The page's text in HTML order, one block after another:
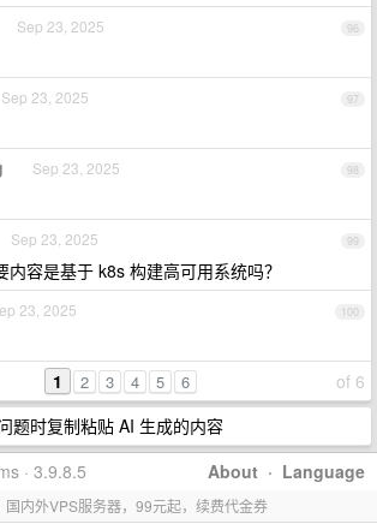
96
Sep 23, 2025
97
Sep 23, 2025
98
Sep 23, 2025
99
Sep 23, 2025
内容是基于 k8s 构建高可用系统吗？
100
23, 2025
of 6
1 2 3 4 5 6
题时复制粘贴 AI 生成的内容
About · Language
· 3.9.8.5
内外VPS服务器，99元起，续费代金券